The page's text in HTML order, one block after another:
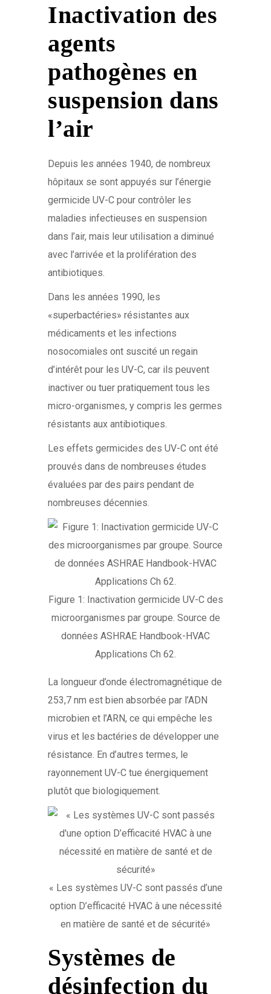
Inactivation des
agents
pathogènes en
suspension dans
l’air
Depuis les années 1940, de nombreux
hôpitaux se sont appuyés sur l’énergie
germicide UV-C pour contrôler les
maladies infectieuses en suspension
dans l’air, mais leur utilisation a diminué
avec l’arrivée et la prolifération des
antibiotiques.
Dans les années 1990, les
«superbactéries» résistantes aux
médicaments et les infections
nosocomiales ont suscité un regain
d’intérêt pour les UV-C, car ils peuvent
inactiver ou tuer pratiquement tous les
micro-organismes, y compris les germes
résistants aux antibiotiques.
Les effets germicides des UV-C ont été
prouvés dans de nombreuses études
évaluées par des pairs pendant de
nombreuses décennies.
Figure 1: Inactivation germicide UV-C des
microorganismes par groupe. Source de
données ASHRAE Handbook-HVAC
Applications Ch 62.
La longueur d’onde électromagnétique de
253,7 nm est bien absorbée par l’ADN
microbien et l’ARN, ce qui empêche les
virus et les bactéries de développer une
résistance. En d’autres termes, le
rayonnement UV-C tue énergiquement
plutôt que biologiquement.
« Les systèmes UV-C sont passés d’une
option D’efficacité HVAC à une nécessité
en matière de santé et de sécurité»
Systèmes de
désinfection du